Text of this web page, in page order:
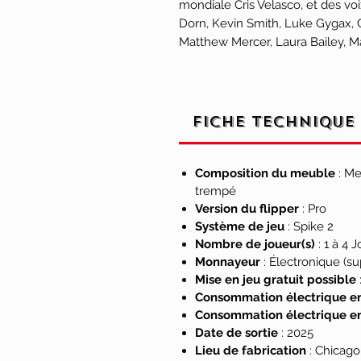
mondiale Cris Velasco, et des
Dorn, Kevin Smith, Luke Gygax,
Matthew Mercer, Laura Bailey,
reine dragon Tiamat, qui met
ainsi la Guerre des Dragons,
verre, fusionnant le flipper avec
jamais auparavant.
Affrontez Rath l'Implacable, le
animatronique le plus avancé
aux actions du joueur grâce à
de détection d'impact
Dorn, les joueurs tenteront de
flipper et en frappant la cible
souffle de feu majestueux,
mais soyez prêts ! Les joueurs
Fiche technique
Composition du meuble :
trempé
Version du flipper : Pro
Système de jeu : Spike 2
Nombre de joueur(s) : 1 à 4
Monnayeur : Électronique
Mise en jeu gratuit possible
Consommation électrique
Consommation électrique
Date de sortie : 2025
Lieu de fabrication :